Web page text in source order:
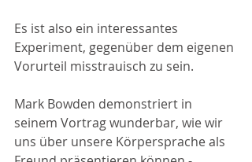
Es ist also ein interessantes
Experiment, gegenüber dem eigenen
Vorurteil misstrauisch zu sein.
Mark Bowden demonstriert in
seinem Vortrag wunderbar, wie wir
uns über unsere Körpersprache als